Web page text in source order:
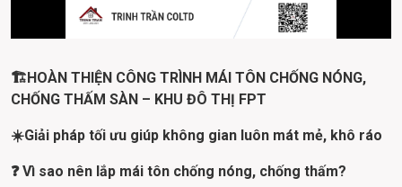
🏗️HOÀN THIỆN CÔNG TRÌNH MÁI TÔN CHỐNG NÓNG,
CHỐNG THẤM SÀN – KHU ĐÔ THỊ FPT
​☀️Giải pháp tối ưu giúp không gian luôn mát mẻ, khô ráo
​❓ Vì sao nên lắp mái tôn chống nóng, chống thấm?